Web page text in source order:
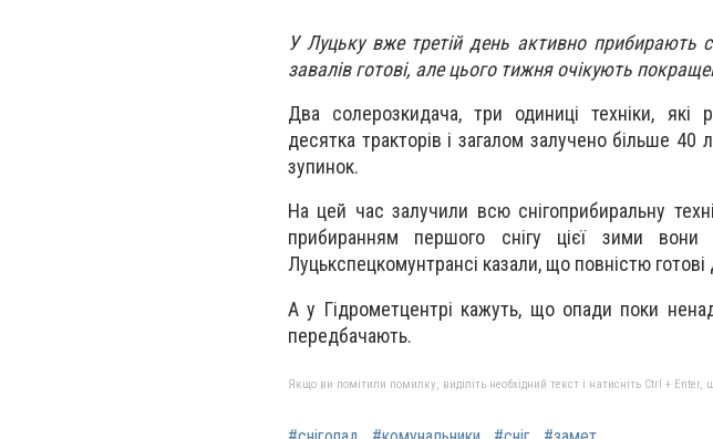
У Луцьку вже третій день активно прибирають
завалів готові, але цього тижня очікують
Два солерозкидача, три одиниці техніки,
десятка тракторів і загалом залучено більше
зупинок.
На цей час залучили всю снігоприбиральну
прибиранням першого снігу цієї зими
Луцькспецкомунтрансі казали, що повністю готові
А у Гідрометцентрі кажуть, що опади поки
передбачають.
Якщо ви помітили помилку, виділіть необхідний текст і натисніть Ctrl + Enter,